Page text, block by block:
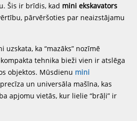
Šis ir brīdis, kad mini ekskavators
pārvēršoties par neaizstājamu
uzskata, ka “mazāks” nozīmē
tehnika bieži vien ir atslēga
objektos. Mūsdienu mini
un universāla mašīna, kas
apjomu vietās, kur lielie “brāļi” ir